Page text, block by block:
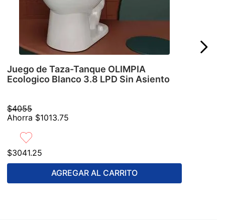
Juego de Taza-Tanque OLIMPIA
Ecologico Blanco 3.8 LPD Sin Asiento
$4055
Ahorra $1013.75
$3041.25
AGREGAR AL CARRITO